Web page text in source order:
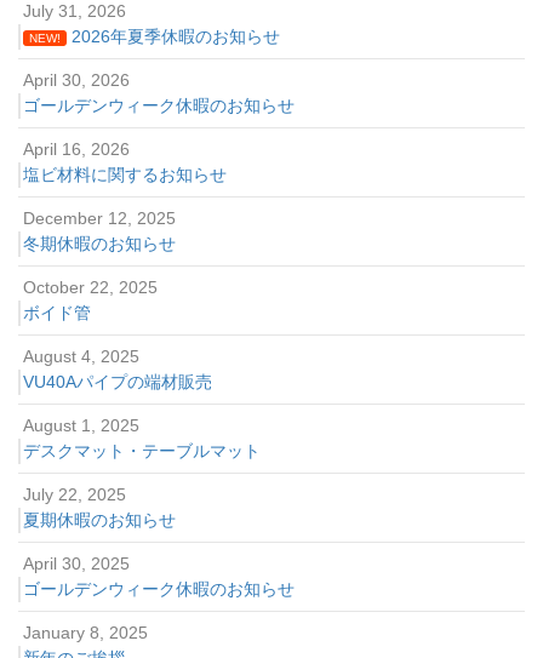
July 31, 2026
NEW! 2026年夏季休暇のお知らせ
April 30, 2026
ゴールデンウィーク休暇のお知らせ
April 16, 2026
塩ビ材料に関するお知らせ
December 12, 2025
冬期休暇のお知らせ
October 22, 2025
ボイド管
August 4, 2025
VU40Aパイプの端材販売
August 1, 2025
デスクマット・テーブルマット
July 22, 2025
夏期休暇のお知らせ
April 30, 2025
ゴールデンウィーク休暇のお知らせ
January 8, 2025